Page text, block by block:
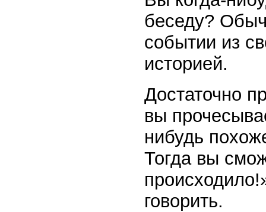
беседу?
событии из
историей.
Достаточно
вы
нибудь
Тогда вы
говорить.